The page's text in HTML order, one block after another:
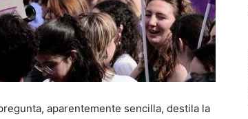
aparentemente sencilla, destila la